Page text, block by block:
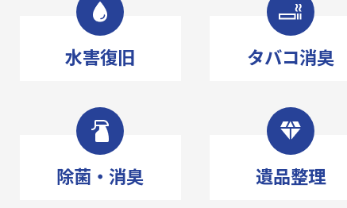
水害復旧 タバコ消臭
除菌・消臭 遺品整理